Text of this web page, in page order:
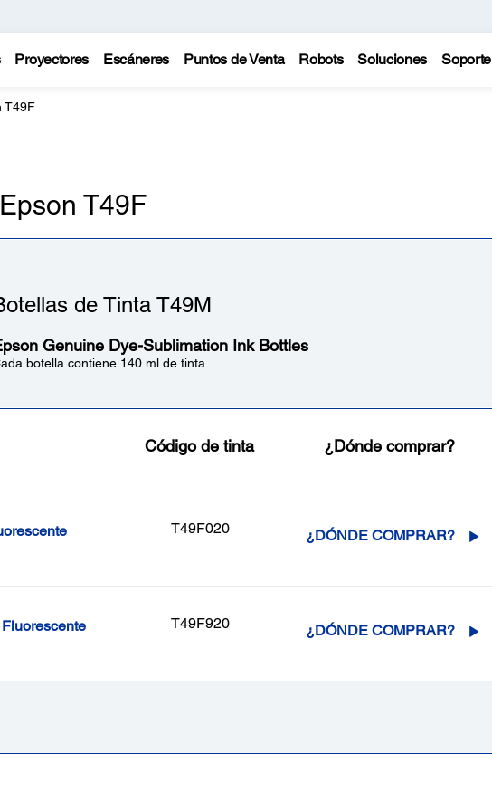
Proyectores Escáneres Puntos de Venta Robots Soluciones Soporte
T49F
T49F
de Tinta T49M
Genuine Dye-Sublimation Ink Bottles
botella contiene 140 ml de tinta.
Código de tinta ¿Dónde comprar?
T49F020 ¿DÓNDE COMPRAR?
T49F920 ¿DÓNDE COMPRAR?